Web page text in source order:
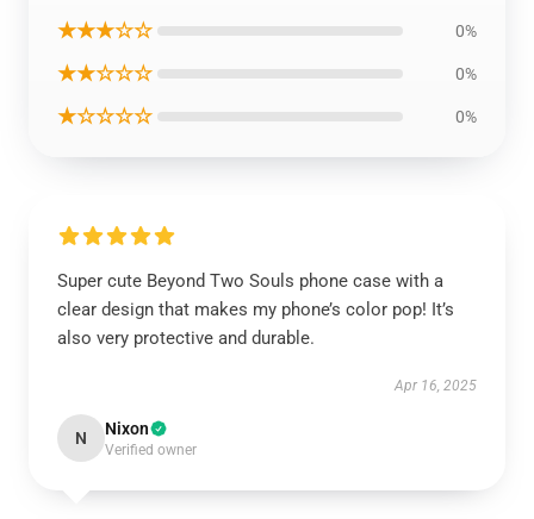
★★★☆☆ 0%
★★☆☆☆ 0%
★☆☆☆☆ 0%
Super cute Beyond Two Souls phone case with a
clear design that makes my phone’s color pop! It’s
also very protective and durable.
Apr 16, 2025
N Nixon
Verified owner